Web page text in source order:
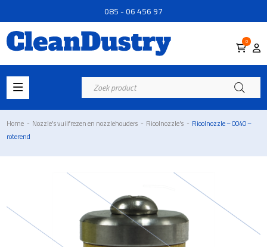
085 - 06 456 97
0
Producten
zoeken
Home - Nozzle's vuilfrezen en nozzlehouders - Rioolnozzle's - Rioolnozzle – 0040 –
roterend